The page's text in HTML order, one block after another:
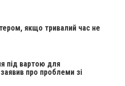
якщо тривалий час не
під вартою для
про проблеми зі